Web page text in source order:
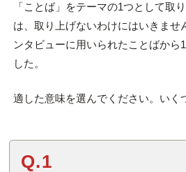
「ことば」をテーマの1つとして取
は、取り上げないわけにはいきませ
ンタビューに用いられたことばから
した。
適した意味を選んでください。いく
Q.1